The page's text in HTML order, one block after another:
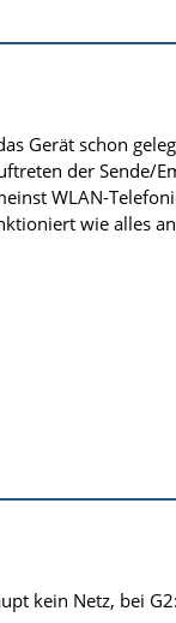
Gerät schon
der Sende/
WLAN-
wie alles
kein Netz, bei